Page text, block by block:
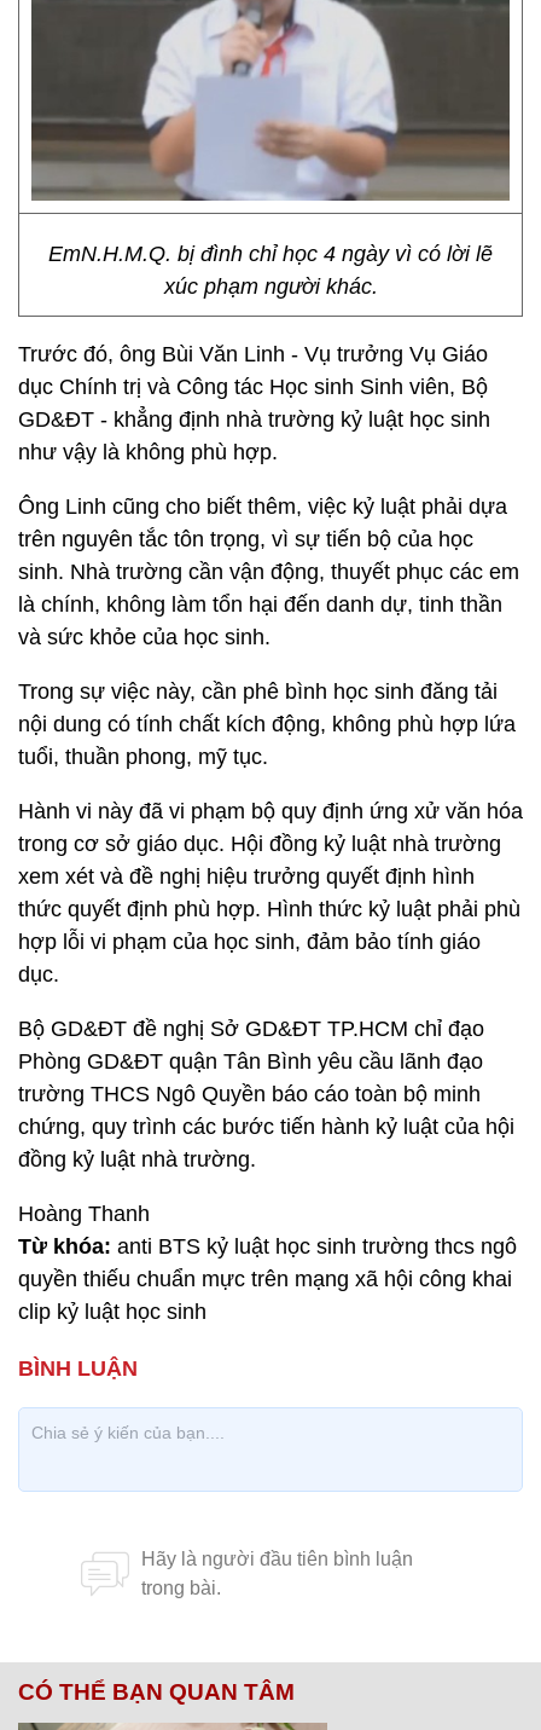
EmN.H.M.Q. bị đình chỉ học 4 ngày vì có lời lẽ
xúc phạm người khác.
Trước đó, ông Bùi Văn Linh - Vụ trưởng Vụ Giáo
dục Chính trị và Công tác Học sinh Sinh viên, Bộ
GD&ĐT - khẳng định nhà trường kỷ luật học sinh
như vậy là không phù hợp.
Ông Linh cũng cho biết thêm, việc kỷ luật phải dựa
trên nguyên tắc tôn trọng, vì sự tiến bộ của học
sinh. Nhà trường cần vận động, thuyết phục các em
là chính, không làm tổn hại đến danh dự, tinh thần
và sức khỏe của học sinh.
Trong sự việc này, cần phê bình học sinh đăng tải
nội dung có tính chất kích động, không phù hợp lứa
tuổi, thuần phong, mỹ tục.
Hành vi này đã vi phạm bộ quy định ứng xử văn hóa
trong cơ sở giáo dục. Hội đồng kỷ luật nhà trường
xem xét và đề nghị hiệu trưởng quyết định hình
thức quyết định phù hợp. Hình thức kỷ luật phải phù
hợp lỗi vi phạm của học sinh, đảm bảo tính giáo
dục.
Bộ GD&ĐT đề nghị Sở GD&ĐT TP.HCM chỉ đạo
Phòng GD&ĐT quận Tân Bình yêu cầu lãnh đạo
trường THCS Ngô Quyền báo cáo toàn bộ minh
chứng, quy trình các bước tiến hành kỷ luật của hội
đồng kỷ luật nhà trường.
Hoàng Thanh
Từ khóa: anti BTS kỷ luật học sinh trường thcs ngô
quyền thiếu chuẩn mực trên mạng xã hội công khai
clip kỷ luật học sinh
CÓ THỂ BẠN QUAN TÂM